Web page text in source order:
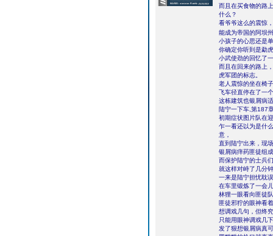
而且在买食物的路
什么？
看爷爷这么的震惊
能成为帝国的阿坝
小孩子的心思还是
你确定你听到是勐
小武使劲的回忆了
而且在回来的路上
虎军团的标志。
老人震惊的坐在椅
飞车径直停在了一
这栋建筑也银屑病
陆宁一下车,第187
初期症状图片队在
乍一看还以为是什
意，
直到陆宁出来，现
银屑病痒药匪徒组
而保护陆宁的士兵
就这样对峙了几分
一来是陆宁担忧耽
在车里锻炼了一会
林狸一眼看向匪徒
匪徒邪狞的眼神看
想调戏几句，但终
只能用眼神调戏几
发了狠想银屑病真